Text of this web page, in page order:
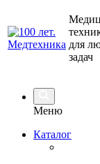
для
задач
Меню
Каталог